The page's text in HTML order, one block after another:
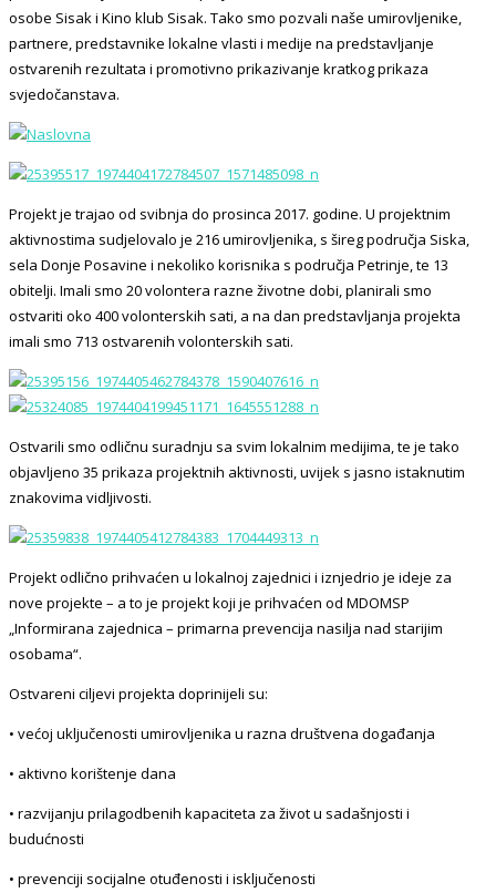
osobe Sisak i Kino klub Sisak. Tako smo pozvali naše umirovljenike,
partnere, predstavnike lokalne vlasti i medije na predstavljanje
ostvarenih rezultata i promotivno prikazivanje kratkog prikaza
svjedočanstava.
Projekt je trajao od svibnja do prosinca 2017. godine. U projektnim
aktivnostima sudjelovalo je 216 umirovljenika, s šireg područja Siska,
sela Donje Posavine i nekoliko korisnika s područja Petrinje, te 13
obitelji. Imali smo 20 volontera razne životne dobi, planirali smo
ostvariti oko 400 volonterskih sati, a na dan predstavljanja projekta
imali smo 713 ostvarenih volonterskih sati.
Ostvarili smo odličnu suradnju sa svim lokalnim medijima, te je tako
objavljeno 35 prikaza projektnih aktivnosti, uvijek s jasno istaknutim
znakovima vidljivosti.
Projekt odlično prihvaćen u lokalnoj zajednici i iznjedrio je ideje za
nove projekte – a to je projekt koji je prihvaćen od MDOMSP
„Informirana zajednica – primarna prevencija nasilja nad starijim
osobama“.
Ostvareni ciljevi projekta doprinijeli su:
• većoj uključenosti umirovljenika u razna društvena događanja
• aktivno korištenje dana
• razvijanju prilagodbenih kapaciteta za život u sadašnjosti i
budućnosti
• prevenciji socijalne otuđenosti i isključenosti